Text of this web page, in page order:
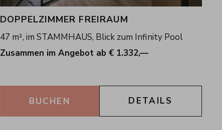
DOPPELZIMMER FREIRAUM
47 m², im STAMMHAUS, Blick zum Infinity Pool
Zusammen im Angebot ab € 1.332,—
DETAILS
BUCHEN